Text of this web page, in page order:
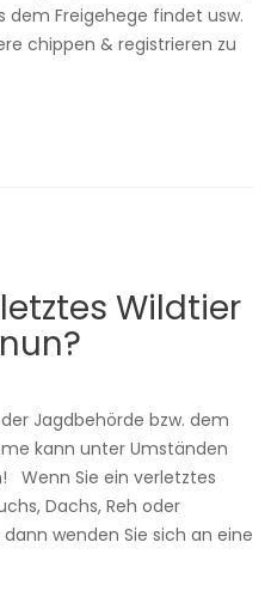
dem Freigehege findet usw.
chippen & registrieren zu
Wildtier
Jagdbehörde bzw. dem
kann unter Umständen
Wenn Sie ein verletztes
Dachs, Reh oder
wenden Sie sich an eine